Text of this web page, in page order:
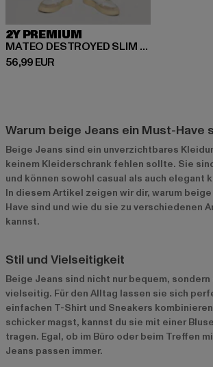
2Y PREMIUM
MATEO DESTROYED SLIM FIT JEANS
56,99 EUR
Derzeitiger Preis: 56,99 EUR
Warum beige Jeans ein Must-Have
Beige Jeans sind ein unverzichtbares
keinem Kleiderschrank fehlen sollte. Sie
und können sowohl casual als auch elegant
In diesem Artikel zeigen wir dir, warum
Have sind und wie du sie zu verschiedenen
kannst.
Stil und Vielseitigkeit
Beige Jeans sind nicht nur bequem, sondern
vielseitig. Für den Alltag lassen sie sich
einfachen T-Shirt und Sneakers
schicker magst, kannst du sie mit einer
tragen. Egal, ob im Büro oder beim Treffen
Jeans passen immer.